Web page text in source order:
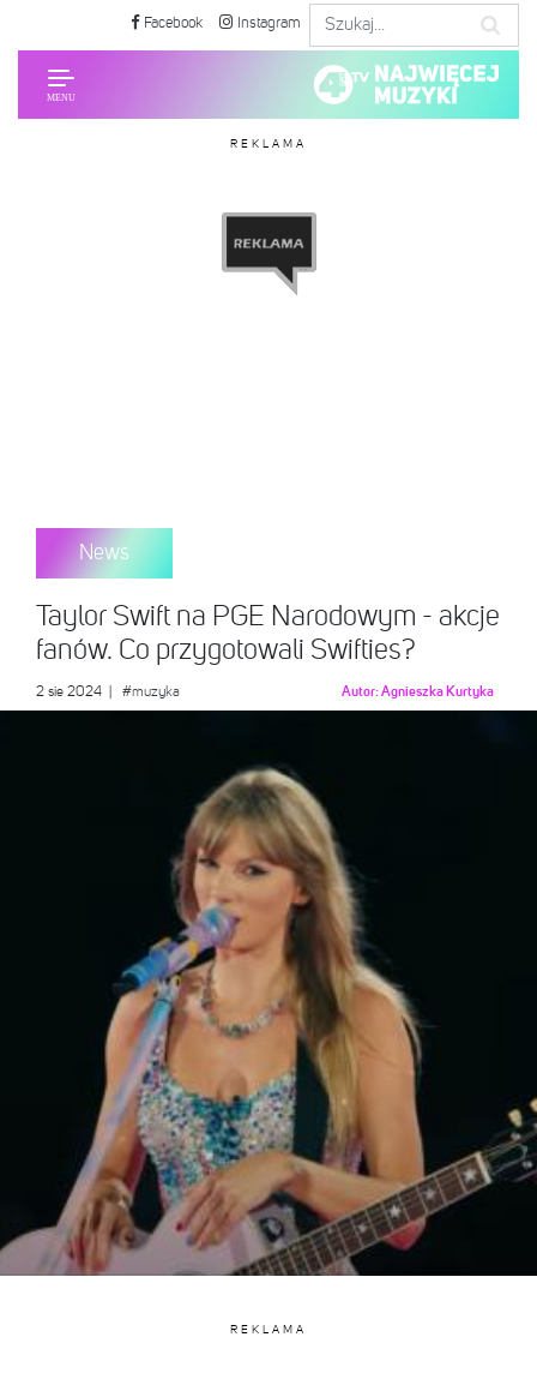
Facebook Instagram
REKLAMA
News
Taylor Swift na PGE Narodowym - akcje
fanów. Co przygotowali Swifties?
2 sie 2024 #muzyka Autor:Agnieszka Kurtyka
REKLAMA